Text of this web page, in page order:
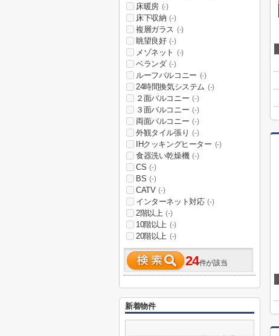
床暖房 (-)
床下収納 (-)
複層ガラス (-)
眺望良好 (-)
メゾネット (-)
ベランダ (-)
ルーフバルコニー (-)
24時間換気システム (-)
２面バルコニー (-)
３面バルコニー (-)
両面バルコニー (-)
外観タイル張り (-)
IHクッキングヒーター (-)
食器洗い乾燥機 (-)
CS (-)
BS (-)
CATV (-)
インターネット対応 (-)
2階以上 (-)
10階以上 (-)
20階以上 (-)
24件が該当
新着物件